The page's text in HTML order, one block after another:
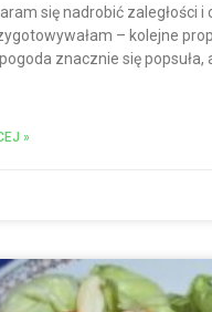
się nadrobić zaległości i
– kolejne
znacznie się
»